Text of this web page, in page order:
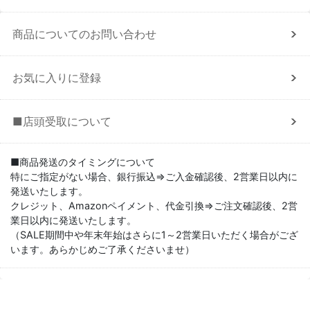
商品についてのお問い合わせ
お気に入りに登録
■店頭受取について
■商品発送のタイミングについて
特にご指定がない場合、銀行振込⇒ご入金確認後、2営業日以内に
発送いたします。
クレジット、Amazonペイメント、代金引換⇒ご注文確認後、2営
業日以内に発送いたします。
（SALE期間中や年末年始はさらに1～2営業日いただく場合がござ
います。あらかじめご了承くださいませ）